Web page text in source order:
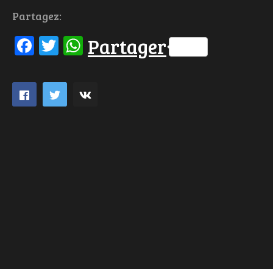
Partagez:
Facebook
Twitter
WhatsApp
Partager